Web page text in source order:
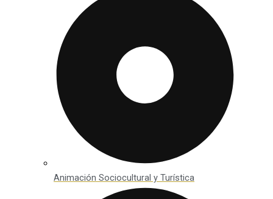
Animación Sociocultural y Turística